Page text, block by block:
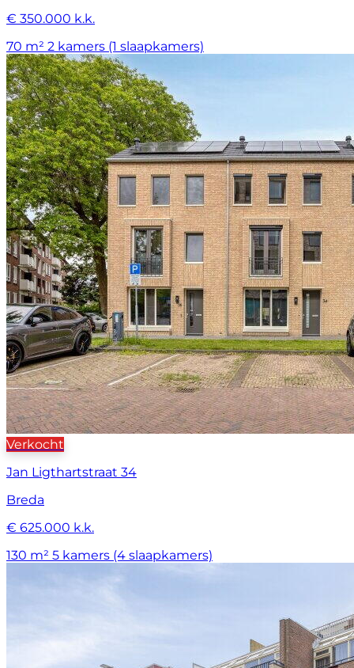
€ 350.000 k.k.
70 m² 2 kamers (1 slaapkamers)
Verkocht
Jan Ligthartstraat 34
Breda
€ 625.000 k.k.
130 m² 5 kamers (4 slaapkamers)